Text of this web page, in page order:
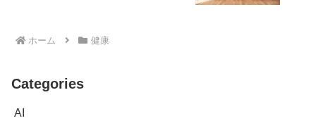
ホーム 健康
Categories
AI